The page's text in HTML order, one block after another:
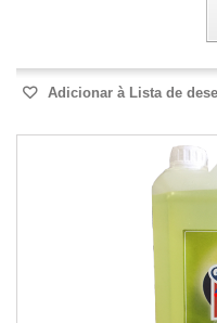
Adicionar à Lista de